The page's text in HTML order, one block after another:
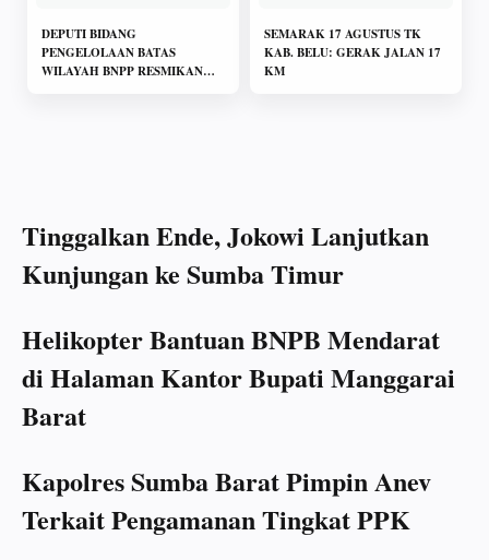
DEPUTI BIDANG
PENGELOLAAN BATAS
WILAYAH BNPP RESMIKAN
SEMARAK 17 AGUSTUS TK
KAB. BELU: GERAK JALAN 17
KM
Tinggalkan Ende, Jokowi Lanjutkan
Kunjungan ke Sumba Timur
Helikopter Bantuan BNPB Mendarat
di Halaman Kantor Bupati Manggarai
Barat
Kapolres Sumba Barat Pimpin Anev
Terkait Pengamanan Tingkat PPK